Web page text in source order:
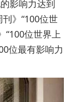
影响力达到
》“100位世
“100位世界上
位最有影响力